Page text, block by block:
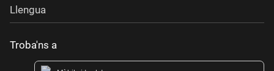
Llengua
Troba'ns a